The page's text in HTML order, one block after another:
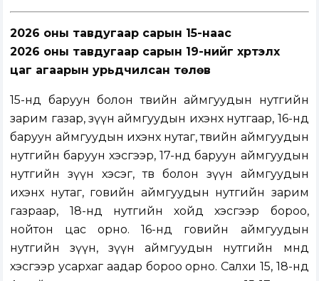
2026 оны тавдугаар сарын 15-наас
2026 оны тавдугаар сарын 19-нийг хүртэлх
цаг агаарын урьдчилсан төлөв
15-нд баруун болон төвийн аймгуудын нутгийн
зарим газар, зүүн аймгуудын ихэнх нутгаар, 16-нд
баруун аймгуудын ихэнх нутаг, төвийн аймгуудын
нутгийн баруун хэсгээр, 17-нд баруун аймгуудын
нутгийн зүүн хэсэг, төв болон зүүн аймгуудын
ихэнх нутаг, говийн аймгуудын нутгийн зарим
газраар, 18-нд нутгийн хойд хэсгээр бороо,
нойтон цас орно. 16-нд говийн аймгуудын
нутгийн зүүн, зүүн аймгуудын нутгийн өмнөд
хэсгээр усархаг аадар бороо орно. Салхи 15, 18-нд